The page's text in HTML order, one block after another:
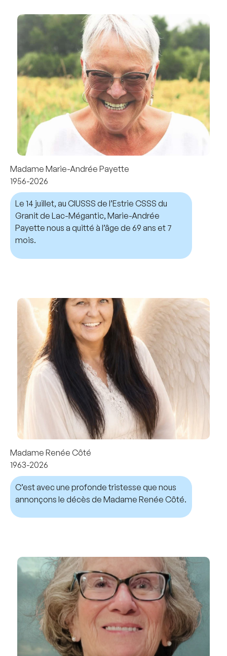
Madame Marie-Andrée Payette
1956-2026
Le 14 juillet, au CIUSSS de l’Estrie CSSS du
Granit de Lac-Mégantic, Marie-Andrée
Payette nous a quitté à l’âge de 69 ans et 7
mois.
Madame Renée Côté
1963-2026
C’est avec une profonde tristesse que nous
annonçons le décès de Madame Renée Côté.